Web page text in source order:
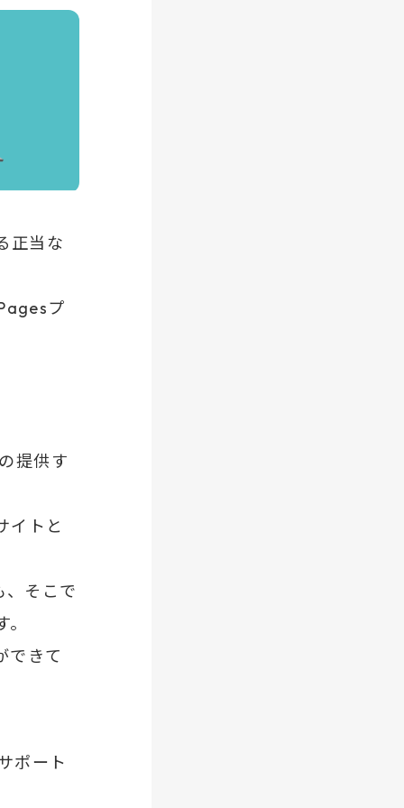
正当な
プ
提供す
イトと
、そこで
できて
ポート